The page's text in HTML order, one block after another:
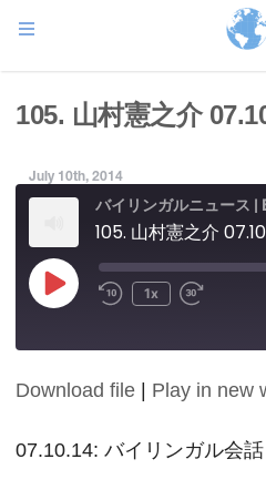
105. 山村憲之介
July 10th, 2014
バイリンガルニュース |
105. 山村憲之介
Play
Episode
1x
SHARE
LINK
Download file Play in new
07.10.14: バイリンガル会